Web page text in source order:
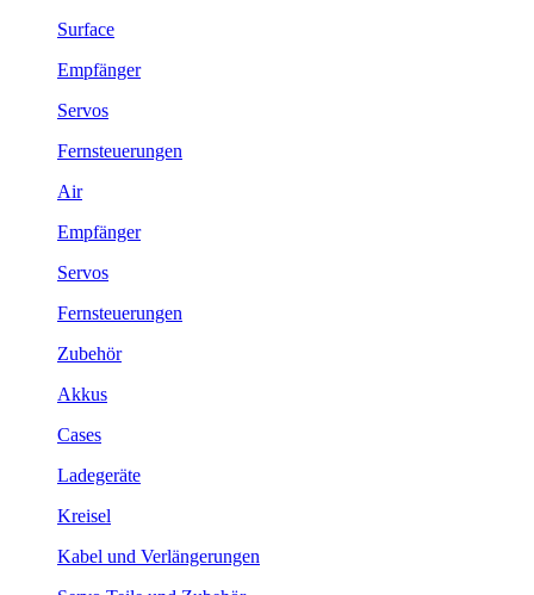
Surface
Empfänger
Servos
Fernsteuerungen
Air
Empfänger
Servos
Fernsteuerungen
Zubehör
Akkus
Cases
Ladegeräte
Kreisel
Kabel und Verlängerungen